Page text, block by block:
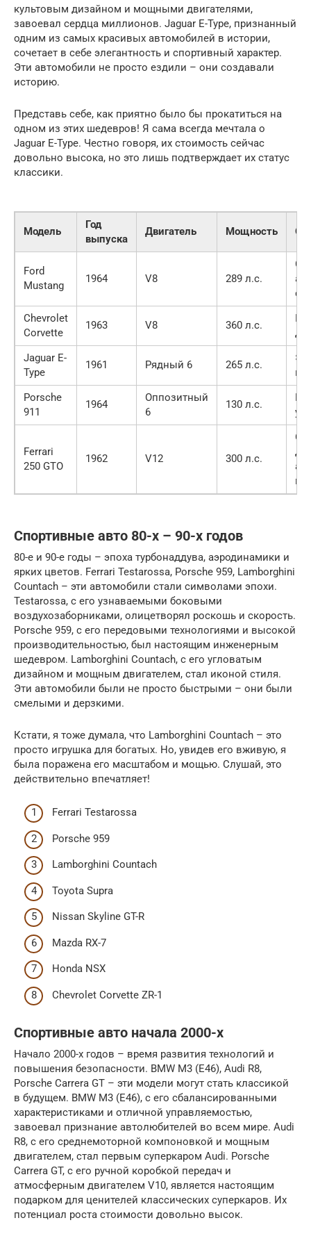
культовым дизайном и мощными двигателями,
завоевал сердца миллионов. Jaguar E-Type, признанный
одним из самых красивых автомобилей в истории,
сочетает в себе элегантность и спортивный характер.
Эти автомобили не просто ездили – они создавали
историю.
Представь себе, как приятно было бы прокатиться на
одном из этих шедевров! Я сама всегда мечтала о
Jaguar E-Type. Честно говоря, их стоимость сейчас
довольно высока, но это лишь подтверждает их статус
классики.
Модель
Год
выпуска
Двигатель Мощность
Ford
Mustang
1964 V8 289 л.с.
Chevrolet
Corvette
1963 V8 360 л.с.
Jaguar E-
Type
1961 Рядный 6 265 л.с.
и
Porsche
911
1964
Оппозитный
6
130 л.с.
Ferrari
250 GTO
1962 V12 300 л.с.
Спортивные авто 80-х – 90-х годов
80-е и 90-е годы – эпоха турбонаддува, аэродинамики и
ярких цветов. Ferrari Testarossa, Porsche 959, Lamborghini
Countach – эти автомобили стали символами эпохи.
Testarossa, с его узнаваемыми боковыми
воздухозаборниками, олицетворял роскошь и скорость.
Porsche 959, с его передовыми технологиями и высокой
производительностью, был настоящим инженерным
шедевром. Lamborghini Countach, с его угловатым
дизайном и мощным двигателем, стал иконой стиля.
Эти автомобили были не просто быстрыми – они были
смелыми и дерзкими.
Кстати, я тоже думала, что Lamborghini Countach – это
просто игрушка для богатых. Но, увидев его вживую, я
была поражена его масштабом и мощью. Слушай, это
действительно впечатляет!
Ferrari Testarossa
Porsche 959
Lamborghini Countach
Toyota Supra
Nissan Skyline GT-R
Mazda RX-7
Honda NSX
Chevrolet Corvette ZR-1
Спортивные авто начала 2000-х
Начало 2000-х годов – время развития технологий и
повышения безопасности. BMW M3 (E46), Audi R8,
Porsche Carrera GT – эти модели могут стать классикой
в будущем. BMW M3 (E46), с его сбалансированными
характеристиками и отличной управляемостью,
завоевал признание автолюбителей во всем мире. Audi
R8, с его среднемоторной компоновкой и мощным
двигателем, стал первым суперкаром Audi. Porsche
Carrera GT, с его ручной коробкой передач и
атмосферным двигателем V10, является настоящим
подарком для ценителей классических суперкаров. Их
потенциал роста стоимости довольно высок.